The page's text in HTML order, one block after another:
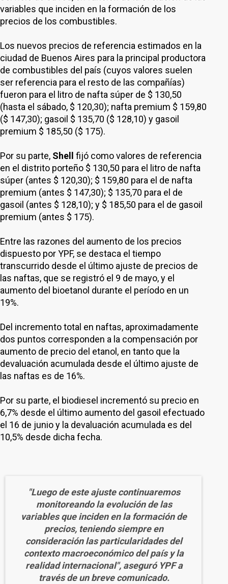
variables que inciden en la formación de los
precios de los combustibles.
Los nuevos precios de referencia estimados en la
ciudad de Buenos Aires para la principal productora
de combustibles del país (cuyos valores suelen
ser referencia para el resto de las compañías)
fueron para el litro de nafta súper de $ 130,50
(hasta el sábado, $ 120,30); nafta premium $ 159,80
($ 147,30); gasoil $ 135,70 ($ 128,10) y gasoil
premium $ 185,50 ($ 175).
Por su parte, Shell fijó como valores de referencia
en el distrito porteño $ 130,50 para el litro de nafta
súper (antes $ 120,30); $ 159,80 para el de nafta
premium (antes $ 147,30); $ 135,70 para el de
gasoil (antes $ 128,10); y $ 185,50 para el de gasoil
premium (antes $ 175).
Entre las razones del aumento de los precios
dispuesto por YPF, se destaca el tiempo
transcurrido desde el último ajuste de precios de
las naftas, que se registró el 9 de mayo, y el
aumento del bioetanol durante el período en un
19%.
Del incremento total en naftas, aproximadamente
dos puntos corresponden a la compensación por
aumento de precio del etanol, en tanto que la
devaluación acumulada desde el último ajuste de
las naftas es de 16%.
Por su parte, el biodiesel incrementó su precio en
6,7% desde el último aumento del gasoil efectuado
el 16 de junio y la devaluación acumulada es del
10,5% desde dicha fecha.
"Luego de este ajuste continuaremos
monitoreando la evolución de las
variables que inciden en la formación de
precios, teniendo siempre en
consideración las particularidades del
contexto macroeconómico del país y la
realidad internacional", aseguró YPF a
través de un breve comunicado.